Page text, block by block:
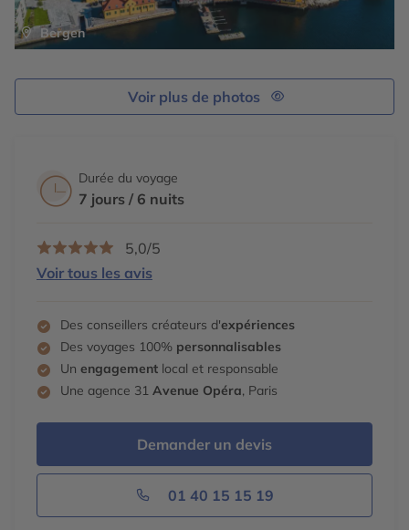
Bergen
Voir plus de photos
Durée du voyage
7 jours / 6 nuits
5,0/5
Voir tous les avis
Des conseillers créateurs d'expériences
Des voyages 100% personnalisables
Un engagement local et responsable
Une agence 31 Avenue Opéra, Paris
Demander un devis
01 40 15 15 19